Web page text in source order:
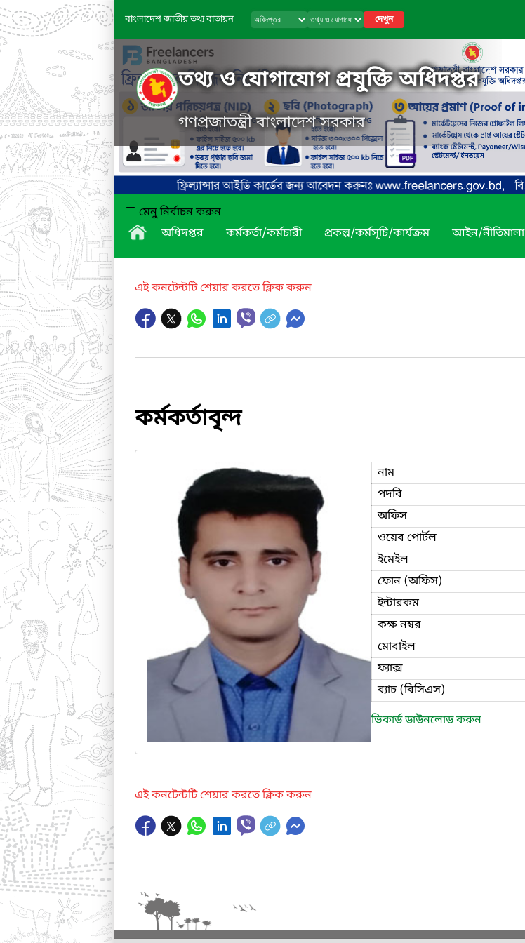
বাংলাদেশ জাতীয় তথ্য বাতায়ন দেখুন
তথ্য ও যোগাযোগ প্রযুক্তি অধিদপ্তর
গণপ্রজাতন্ত্রী বাংলাদেশ সরকার
মেনু নির্বাচন করুন
অধিদপ্তর
কর্মকর্তা/কর্মচারী প্রকল্প/কর্মসূচি/কার্যক্রম আইন/নীতিমালা
এই কনটেন্টটি শেয়ার করতে ক্লিক করুন
কর্মকর্তাবৃন্দ
নাম
পদবি
অফিস
ওয়েব পোর্টল
ইমেইল
ফোন (অফিস)
ইন্টারকম
কক্ষ নম্বর
মোবাইল
ফ্যাক্স
ব্যাচ (বিসিএস)
ভিকার্ড ডাউনলোড করুন
এই কনটেন্টটি শেয়ার করতে ক্লিক করুন